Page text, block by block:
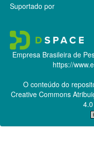
Suportado por
Empresa Brasileira de
https://
O conteúdo do
Creative Commons